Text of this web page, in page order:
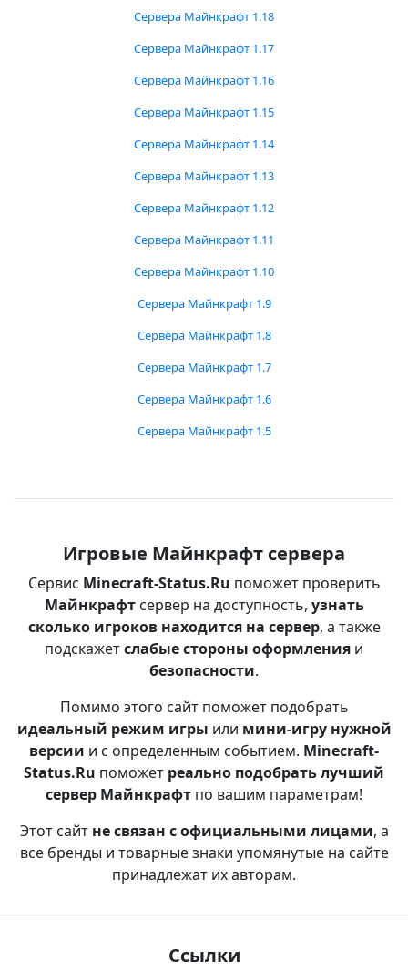
Сервера Майнкрафт 1.18
Сервера Майнкрафт 1.17
Сервера Майнкрафт 1.16
Сервера Майнкрафт 1.15
Сервера Майнкрафт 1.14
Сервера Майнкрафт 1.13
Сервера Майнкрафт 1.12
Сервера Майнкрафт 1.11
Сервера Майнкрафт 1.10
Сервера Майнкрафт 1.9
Сервера Майнкрафт 1.8
Сервера Майнкрафт 1.7
Сервера Майнкрафт 1.6
Сервера Майнкрафт 1.5
Игровые Майнкрафт сервера
Сервис Minecraft-Status.Ru поможет проверить
Майнкрафтсервер на доступность, узнать
сколько игроков находится на сервер, а также
подскажетслабые стороны оформления и
безопасности.
Помимо этого сайт поможет подобрать
идеальный режим игры или мини-игру нужной
версии и с определенным событием. Minecraft-
Status.Ru поможет реально подобрать лучший
сервер Майнкрафт по вашим параметрам!
Этот сайт не связан с официальными лицами, а
все бренды и товарные знаки упомянутые на сайте
принадлежат их авторам.
Ссылки